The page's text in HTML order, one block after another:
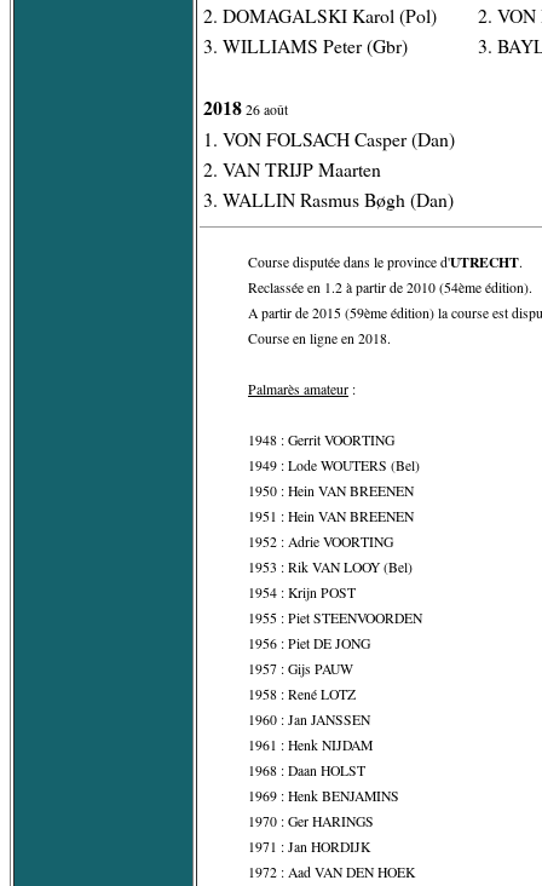
2. DOMAGALSKI Karol (Pol)
3. WILLIAMS Peter (Gbr)
2018 26 août
1. VON FOLSACH Casper (Dan)
2. VAN TRIJP Maarten
3. WALLIN Rasmus Bøgh (Dan)
2. VON
3.
Course disputée dans le province d'UTRECHT.
Reclassée en 1.2 à partir de 2010 (54ème édition).
A partir de 2015 (59ème édition) la course est
Course en ligne en 2018.
Palmarès amateur :
1948 : Gerrit VOORTING
1949 : Lode WOUTERS (Bel)
1950 : Hein VAN BREENEN
1951 : Hein VAN BREENEN
1952 : Adrie VOORTING
1953 : Rik VAN LOOY (Bel)
1954 : Krijn POST
1955 : Piet STEENVOORDEN
1956 : Piet DE JONG
1957 : Gijs PAUW
1958 : René LOTZ
1960 : Jan JANSSEN
1961 : Henk NIJDAM
1968 : Daan HOLST
1969 : Henk BENJAMINS
1970 : Ger HARINGS
1971 : Jan HORDIJK
1972 : Aad VAN DEN HOEK